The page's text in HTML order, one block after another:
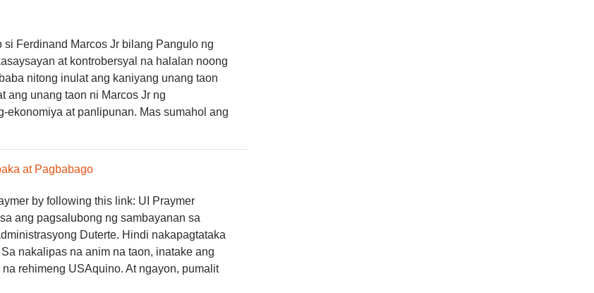
si Ferdinand Marcos Jr bilang Pangulo ng
at kontrobersyal na halalan noong
nitong inulat ang kaniyang unang taon
ang unang taon ni Marcos Jr ng
ekonomiya at panlipunan. Mas sumahol ang
at Pagbabago
by following this link: UI Praymer
ang pagsalubong ng sambayanan sa
Duterte. Hindi nakapagtataka
nakalipas na anim na taon, inatake ang
rehimeng USAquino. At ngayon, pumalit